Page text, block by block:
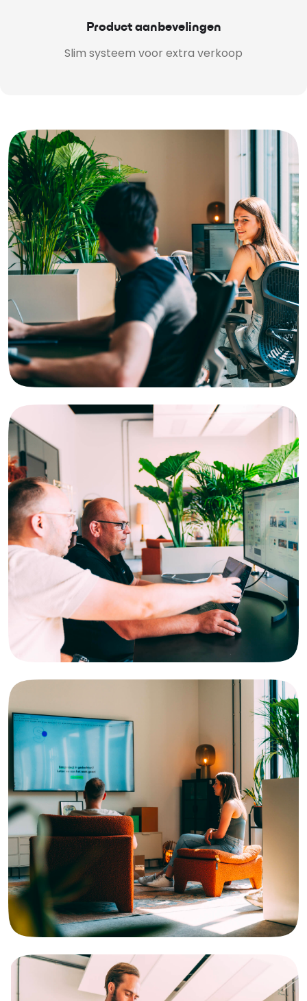
Product aanbevelingen
Slim systeem voor extra verkoop